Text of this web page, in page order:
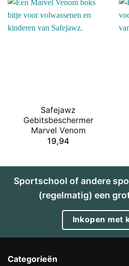
Safejawz
Gebitsbeschermer
Marvel Venom
19,94
Sportschool of andere
(regelmatig) een
Inkopen met
Categorieën